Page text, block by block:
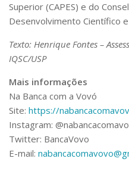
Superior (CAPES) e do
Desenvolvimento Científico
Texto: Henrique Fontes –
IQSC/USP
Mais informações
Na Banca com a Vovó
Site: https://
Instagram:
Twitter: BancaVovo
E-mail: